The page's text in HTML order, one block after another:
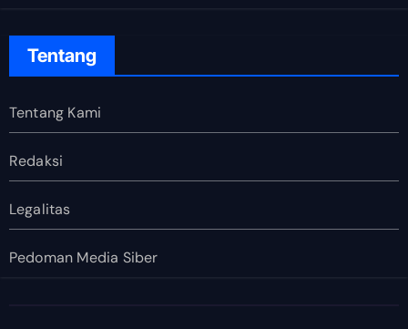
Tentang
Tentang Kami
Redaksi
Legalitas
Pedoman Media Siber